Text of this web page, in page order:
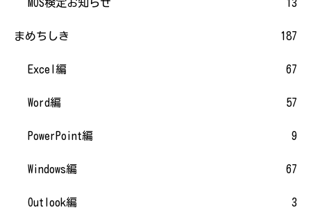
MOS検定お知らせ 13
まめちしき 187
Excel編 67
Word編 57
PowerPoint編 9
Windows編 67
Outlook編 3